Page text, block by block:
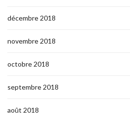
décembre 2018
novembre 2018
octobre 2018
septembre 2018
août 2018